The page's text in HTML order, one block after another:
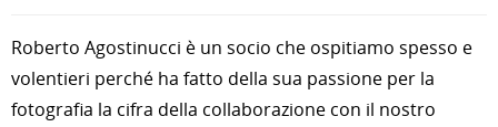
Roberto Agostinucci è un socio che ospitiamo spesso e
volentieri perché ha fatto della sua passione per la
fotografia la cifra della collaborazione con il nostro